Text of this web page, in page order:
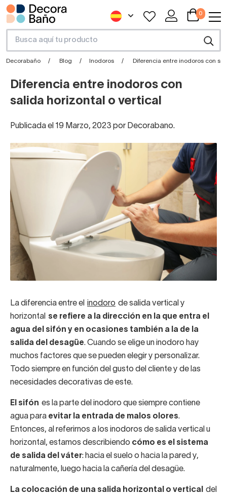
0
Decorabaño Blog Inodoros Diferencia entre inodoros con
Diferencia entre inodoros con
salida horizontal o vertical
Publicada el 19 Marzo, 2023 por Decorabano.
La diferencia entre el inodoro de salida vertical y
horizontal se refiere a la dirección en la que entra el
agua del sifón y en ocasiones también a la de la
salida del desagüe. Cuando se elige un inodoro hay
muchos factores que se pueden elegir y personalizar.
Todo siempre en función del gusto del cliente y de las
necesidades decorativas de este.
El sifón es la parte del inodoro que siempre contiene
agua para evitar la entrada de malos olores.
Entonces, al referirnos a los inodoros de salida vertical u
horizontal, estamos describiendo cómo es el sistema
de salida del váter: hacia el suelo o hacia la pared y,
naturalmente, luego hacia la cañería del desagüe.
La colocación de una salida horizontal o vertical
del